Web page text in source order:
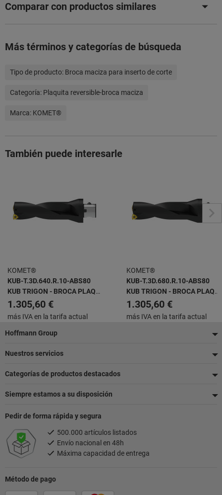
Comparar con productos similares
Más términos y categorías de búsqueda
Tipo de producto: Broca maciza para inserto de corte
Categoría: Plaquita reversible-broca maciza
Marca: KOMET®
También puede interesarle
KOMET®
KUB-T.3D.640.R.10-ABS80
KUB TRIGON - BROCA PLAQ.
INTERCAMBIABLES
1.305,60 €
más IVA en la tarifa actual
KOMET®
KUB-T.3D.680.R.10-ABS80
KUB TRIGON - BROCA PLAQ.
INTERCAMBIABLES
1.305,60 €
más IVA en la tarifa actual
Pie
de
página
Hoffmann Group
Nuestros servicios
Categorías de productos destacados
Siempre estamos a su disposición
Método de pago
Pedir de forma rápida y segura
500.000 artículos listados
Envío nacional en 48h
Máxima capacidad de entrega